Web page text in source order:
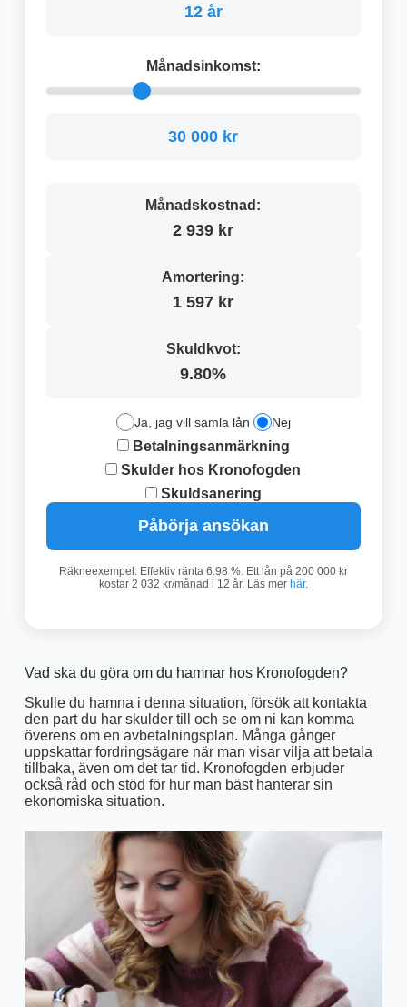
12 år
Månadsinkomst:
30 000 kr
Månadskostnad:
2 939 kr
Amortering:
1 597 kr
Skuldkvot:
9.80%
Ja, jag vill samla lån Nej
Betalningsanmärkning
Skulder hos Kronofogden
Skuldsanering
Påbörja ansökan
Räkneexempel: Effektiv ränta 6.98 %. Ett lån på 200 000 kr
kostar 2 032 kr/månad i 12 år. Läs mer här.
Vad ska du göra om du hamnar hos Kronofogden?
Skulle du hamna i denna situation, försök att kontakta
den part du har skulder till och se om ni kan komma
överens om en avbetalningsplan. Många gånger
uppskattar fordringsägare när man visar vilja att betala
tillbaka, även om det tar tid. Kronofogden erbjuder
också råd och stöd för hur man bäst hanterar sin
ekonomiska situation.